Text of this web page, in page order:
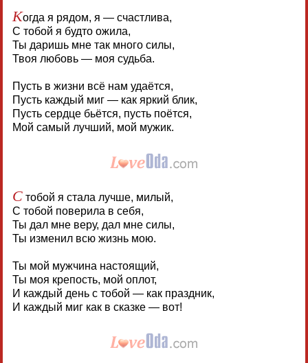
Когда я рядом, я — счастлива,
С тобой я будто ожила,
Ты даришь мне так много силы,
Твоя любовь — моя судьба.
Пусть в жизни всё нам удаётся,
Пусть каждый миг — как яркий блик,
Пусть сердце бьётся, пусть поётся,
Мой самый лучший, мой мужик.
Стобой я стала лучше, милый,
С тобой поверила в себя,
Ты дал мне веру, дал мне силы,
Ты изменил всю жизнь мою.
Ты мой мужчина настоящий,
Ты моя крепость, мой оплот,
И каждый день с тобой — как праздник,
И каждый миг как в сказке — вот!